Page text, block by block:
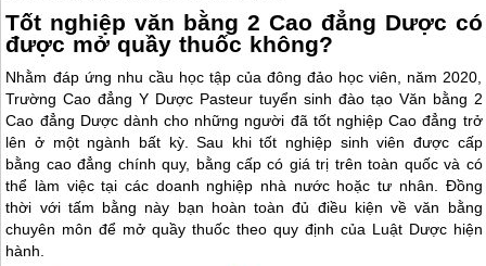
Tốt nghiệp văn bằng 2 Cao đẳng Dược có
được mở quầy thuốc không?
Nhằm đáp ứng nhu cầu học tập của đông đảo học viên, năm 2020,
Trường Cao đẳng Y Dược Pasteur tuyển sinh đào tạo Văn bằng 2
Cao đẳng Dược dành cho những người đã tốt nghiệp Cao đẳng trở
lên ở một ngành bất kỳ. Sau khi tốt nghiệp sinh viên được cấp
bằng cao đẳng chính quy, bằng cấp có giá trị trên toàn quốc và có
thể làm việc tại các doanh nghiệp nhà nước hoặc tư nhân. Đồng
thời với tấm bằng này bạn hoàn toàn đủ điều kiện về văn bằng
chuyên môn để mở quầy thuốc theo quy định của Luật Dược hiện
hành.